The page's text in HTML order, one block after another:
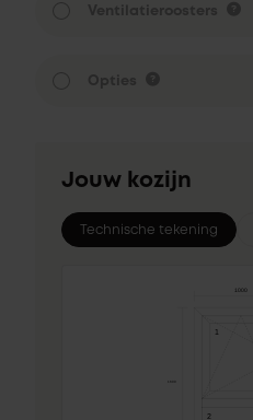
Jouw kozijn
Technische tekening